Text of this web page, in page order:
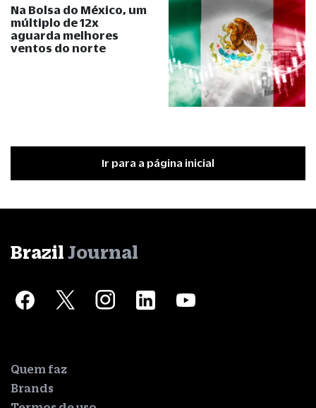
Na Bolsa do México, um
múltiplo de 12x
aguarda melhores
ventos do norte
Ir para a página inicial
Brazil Journal
Quem faz
Brands